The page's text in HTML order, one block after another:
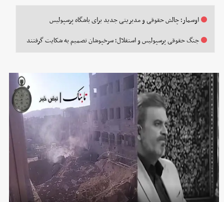
اوسمار؛ چالش حقوقی و مدیریتی جدید برای باشگاه پرسپولیس
جنگ حقوقی پرسپولیس و استقلال؛ سرخپوشان تصمیم به شکایت گرفتند